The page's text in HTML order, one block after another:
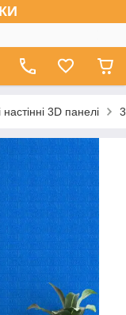
3D панелі